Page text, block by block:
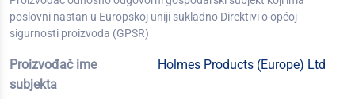
poslovni nastan u Europskoj uniji sukladno Direktivi o općoj
sigurnosti proizvoda (GPSR)
Proizvođač ime
subjekta
Holmes Products (Europe) Ltd